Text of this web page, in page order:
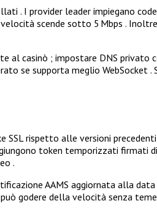
. I provider leader impiegano
scende sotto 5 Mbps .
casinò ; impostare DNS privato
se supporta meglio WebSocket .
SSL rispetto alle versioni
token temporizzati firmati
.
AAMS aggiornata alla data
godere della velocità senza